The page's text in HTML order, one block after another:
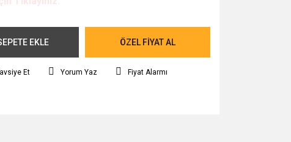
EKLE ÖZEL FİYAT AL
Et Yorum Yaz Fiyat Alarmı